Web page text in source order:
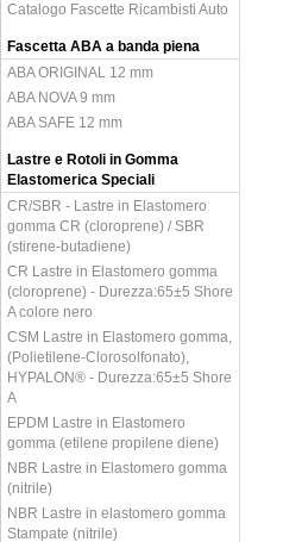
Catalogo Fascette Ricambisti Auto
Fascetta ABA a banda piena
ABA ORIGINAL 12 mm
ABA NOVA 9 mm
ABA SAFE 12 mm
Lastre e Rotoli in Gomma
Elastomerica Speciali
CR/SBR - Lastre in Elastomero
gomma CR (cloroprene) / SBR
(stirene-butadiene)
CR Lastre in Elastomero gomma
(cloroprene) - Durezza:65±5 Shore
A colore nero
CSM Lastre in Elastomero gomma,
(Polietilene-Clorosolfonato),
HYPALON® - Durezza:65±5 Shore
A
EPDM Lastre in Elastomero
gomma (etilene propilene diene)
NBR Lastre in Elastomero gomma
(nitrile)
NBR Lastre in elastomero gomma
Stampate (nitrile)